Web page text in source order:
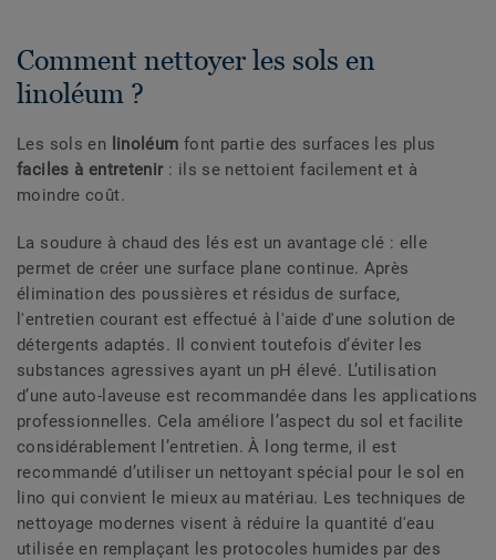
Comment nettoyer les sols en
linoléum ?
Les sols en linoléum font partie des surfaces les plus
faciles à entretenir: ils se nettoient facilement et à
moindre coût.
La soudure à chaud des lés est un avantage clé : elle
permet de créer une surface plane continue. Après
élimination des poussières et résidus de surface,
l'entretien courant est effectué à l'aide d'une solution de
détergents adaptés. Il convient toutefois d’éviter les
substances agressives ayant un pH élevé. L’utilisation
d’une auto-laveuse est recommandée dans les applications
professionnelles. Cela améliore l’aspect du sol et facilite
considérablement l’entretien. À long terme, il est
recommandé d’utiliser un nettoyant spécial pour le sol en
lino qui convient le mieux au matériau. Les techniques de
nettoyage modernes visent à réduire la quantité d'eau
utilisée en remplaçant les protocoles humides par des